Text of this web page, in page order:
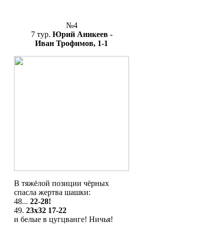
№4
7 тур. Юрий Аникеев -
Иван Трофимов, 1-1
В тяжёлой позиции чёрных
спасла жертва шашки:
48... 22-28!
49. 23x32 17-22
и белые в цугцванге! Ничья!